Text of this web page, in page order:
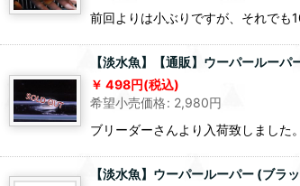
前回よりは小ぶりですが、それでも
【淡水魚】【通販】ウーパールー
498円(税込)
希望小売価格: 2,980円
ブリーダーさんより入荷致しました
【淡水魚】ウーパールーパー (ブ